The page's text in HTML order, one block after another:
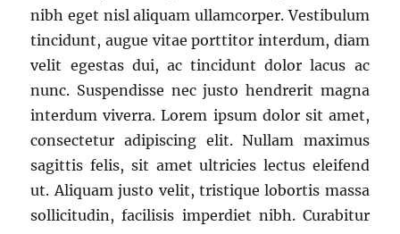
nibh eget nisl aliquam ullamcorper. Vestibulum
tincidunt, augue vitae porttitor interdum, diam
velit egestas dui, ac tincidunt dolor lacus ac
nunc. Suspendisse nec justo hendrerit magna
interdum viverra. Lorem ipsum dolor sit amet,
consectetur adipiscing elit. Nullam maximus
sagittis felis, sit amet ultricies lectus eleifend
ut. Aliquam justo velit, tristique lobortis massa
sollicitudin, facilisis imperdiet nibh. Curabitur